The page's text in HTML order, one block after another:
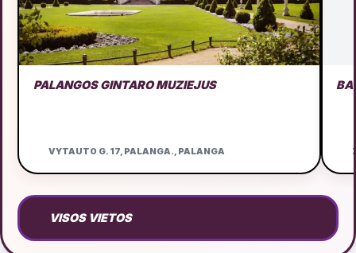
PALANGOS GINTARO MUZIEJUS
VYTAUTO G. 17, PALANGA., PALANGA
VISOS VIETOS